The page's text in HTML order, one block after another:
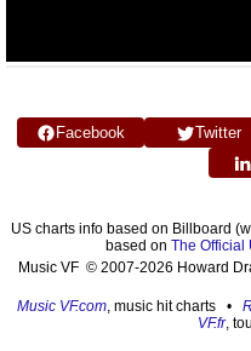
Facebook Twitter
US charts info based on Billboard
based on The Official
Music VF © 2007-2026 Howard
Music VF.com, music hit charts •
VF.fr,